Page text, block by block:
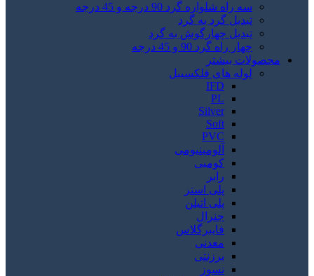
سه راه شلواره گرد 90 درجه و 45 درجه
تبدیل گرد به گرد
تبدیل چهارگوش به گرد
چهار راه گرد 90 و 45 درجه
محصولات بیشتر
لوله های فلکسیبل
IFD
PL
Silver
Soft
PVC
آلومینیومی
کومبی
رابر
پلی استر
پلی اتیلن
جنرال
فایبرگلاس
معدنی
برزنتی
نسوز